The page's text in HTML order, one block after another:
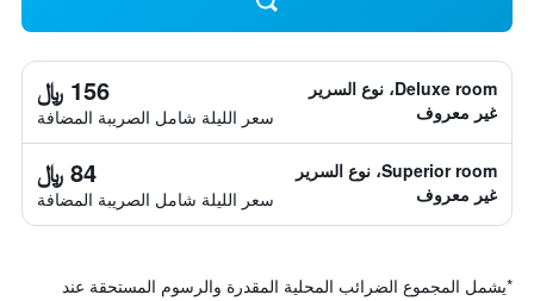
Deluxe room، نوع السرير
غير معروف
156 ﷼
سعر الليلة شامل الصريبة المضافة
Superior room، نوع السرير
غير معروف
84 ﷼
سعر الليلة شامل الصريبة المضافة
*يشمل المجموع الضرائب المحلية المقدرة والرسوم المستحقة عند